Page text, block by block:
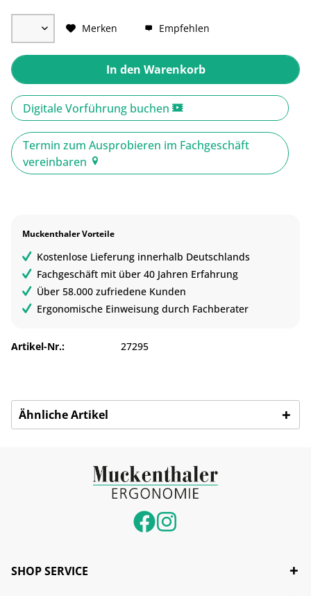
Merken Empfehlen
In den Warenkorb
Digitale Vorführung buchen
Termin zum Ausprobieren im Fachgeschäft
vereinbaren
Muckenthaler Vorteile
Kostenlose Lieferung innerhalb Deutschlands
Fachgeschäft mit über 40 Jahren Erfahrung
Über 58.000 zufriedene Kunden
Ergonomische Einweisung durch Fachberater
Artikel-Nr.: 27295
Ähnliche Artikel
SHOP SERVICE